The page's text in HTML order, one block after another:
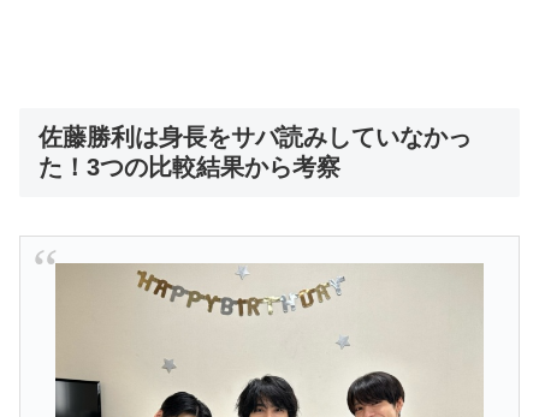
佐藤勝利は身長をサバ読みしていなかっ
た！3つの比較結果から考察